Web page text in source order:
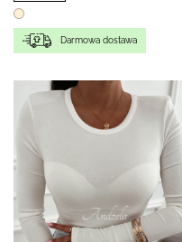
Darmowa dostawa